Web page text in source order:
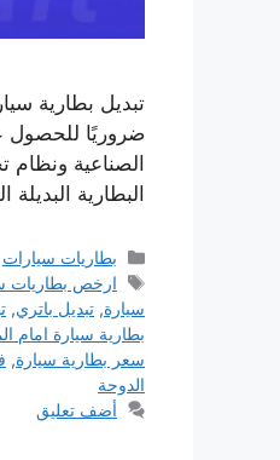
تبديل بطارية
ضروريًا للحصول
الصناعية
البطارية
التصنيفات
بطاريات سيارات
الوسوم
ارخص بطاريات
سيارة, تبديل باتري,
بطارية سيارة امام
سعر بطارية سيارة,
الدوحة
أضف تعليق